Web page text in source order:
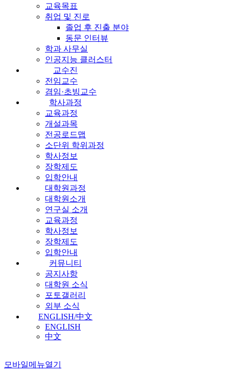
교육목표
취업 및 진로
졸업 후 진출 분야
동문 인터뷰
학과 사무실
인공지능 클러스터
교수진
전임교수
겸임·초빙교수
학사과정
교육과정
개설과목
전공로드맵
소단위 학위과정
학사정보
장학제도
입학안내
대학원과정
대학원소개
연구실 소개
교육과정
학사정보
장학제도
입학안내
커뮤니티
공지사항
대학원 소식
포토갤러리
외부 소식
ENGLISH/中文
ENGLISH
中文
모바일메뉴열기